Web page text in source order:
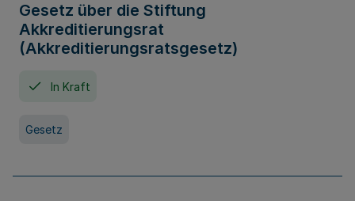
Gesetz über die Stiftung
Akkreditierungsrat
(Akkreditierungsratsgesetz)
In Kraft
Gesetz